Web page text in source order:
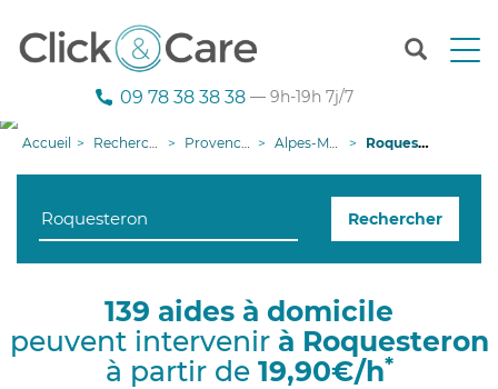
T
n
g
i
09 78 38 38 38 — 9h-19h 7j/7
Accueil Recherche aide à domicile Provence-Alpes-Côte d'Azur Alpes-Maritimes Roquesteron
Rechercher
139 aides à domicile
peuvent intervenir à Roquesteron
à partir de 19,90€/h*